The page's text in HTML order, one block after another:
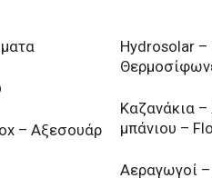
– Αξεσουάρ
Hydrosolar –
Καζανάκια –
μπάνιου –
Αεραγωγοί